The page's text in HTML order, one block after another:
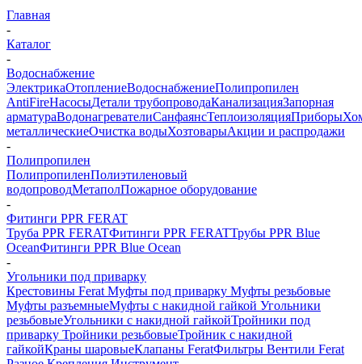
Главная
-
Каталог
-
Водоснабжение
ЭлектрикаОтоплениеВодоснабжениеПолипропилен
AntiFireНасосыДетали трубопроводаКанализацияЗапорная
арматураВодонагревателиСанфаянсТеплоизоляцияПриборы
металлическиеОчистка водыХозтоварыАкции и распродажи
-
Полипропилен
ПолипропиленПолиэтиленовый
водопроводМетаполПожарное оборудование
-
Фитинги PPR FERAT
Труба PPR FERATФитинги PPR FERATТрубы PPR Blue
OceanФитинги PPR Blue Ocean
-
Угольники под приварку
Крестовины Ferat Муфты под приварку Муфты резьбовые
Муфты разъемныеМуфты с накидной гайкой Угольники
резьбовыеУгольники с накидной гайкойТройники под
приварку Тройники резьбовыеТройник с накидной
гайкойКраны шаровыеКлапаны FeratФильтры Вентили Ferat